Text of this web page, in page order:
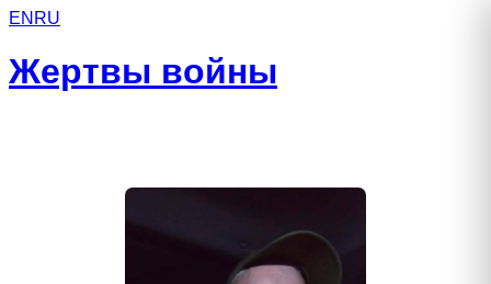
EN RU
Жертвы войны